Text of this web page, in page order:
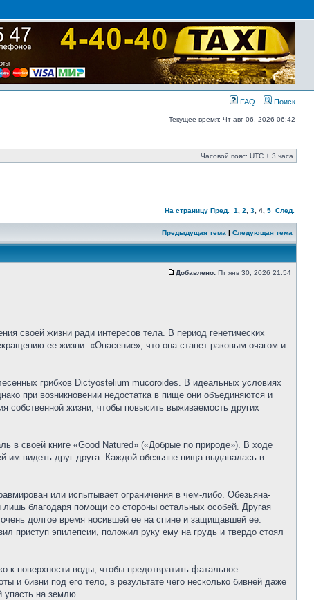
FAQ Поиск
Текущее время: Чт авг 06, 2026 06:42
Часовой пояс: UTC + 3 часа
На страницу Пред. 1 2 3 4 5 След.
Предыдущая тема | Следующая тема
Добавлено: Пт янв 30, 2026 21:54
своей жизни ради интересов тела. В период генетических
ее жизни. «Опасение», что она станет раковым очагом и
грибков Dictyostelium mucoroides. В идеальных условиях
при возникновении недостатка в пище они объединяются и
собственной жизни, чтобы повысить выживаемость других
в своей книге «Good Natured» («Добрые по природе»). В ходе
им видеть друг друга. Каждой обезьяне пища выдавалась в
или испытывает ограничения в чем-либо. Обезьяна-
благодаря помощи со стороны остальных особей. Другая
долгое время носившей ее на спине и защищавшей ее.
приступ эпилепсии, положил руку ему на грудь и твердо стоял
поверхности воды, чтобы предотвратить фатальное
и бивни под его тело, в результате чего несколько бивней даже
упасть на землю.